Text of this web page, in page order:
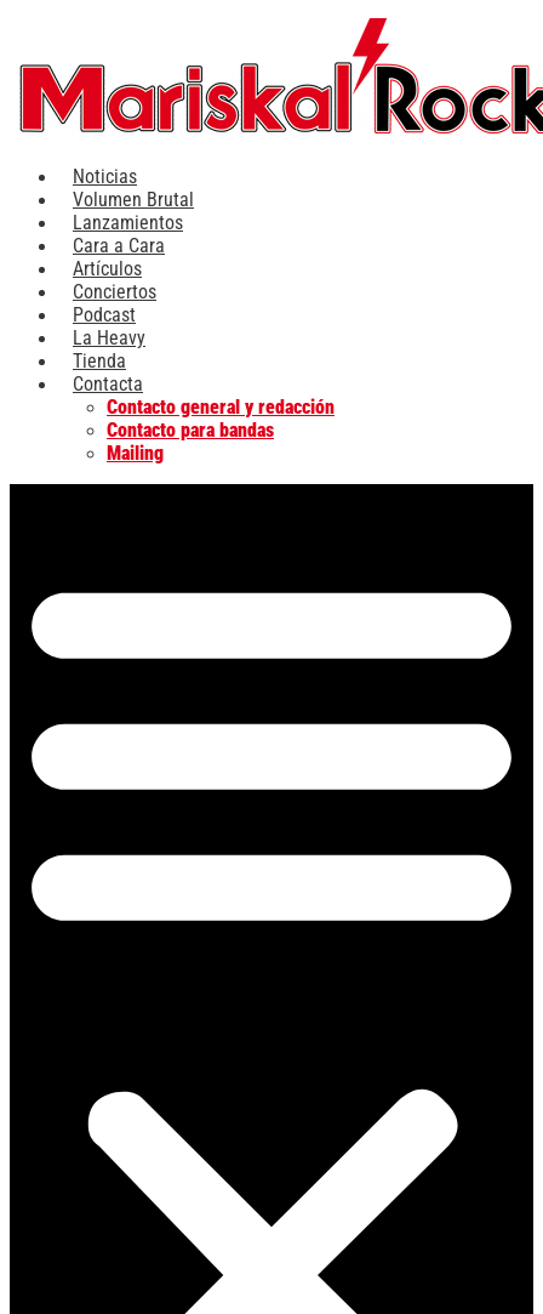
contenido
Noticias
Volumen Brutal
Lanzamientos
Cara a Cara
Artículos
Conciertos
Podcast
La Heavy
Tienda
Contacta
Contacto general y redacción
Contacto para bandas
Mailing